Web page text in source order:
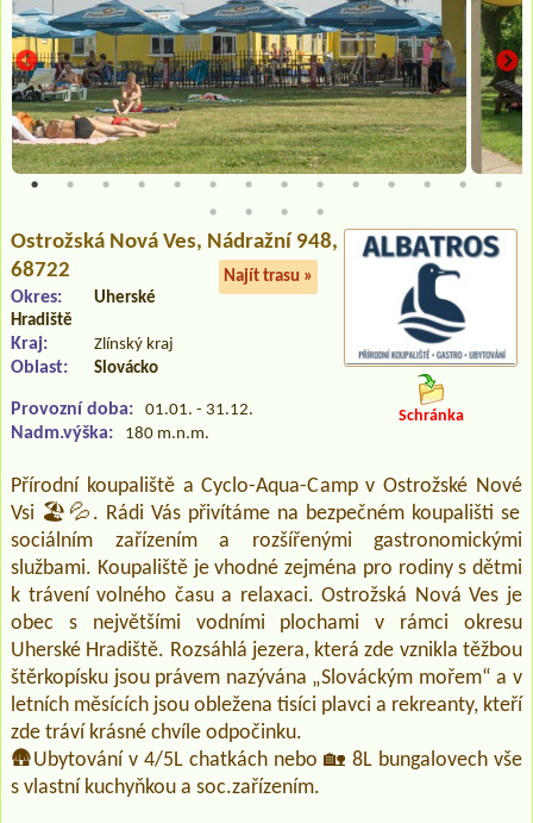
Ostrožská Nová Ves, Nádražní 948,
68722
Najít trasu »
Okres:
Uherské
Hradiště
Kraj: Zlínský kraj
Oblast: Slovácko
Provozní doba: 01.01. - 31.12.
Nadm.výška: 180 m.n.m.
Schránka
Přírodní koupaliště a Cyclo-Aqua-Camp v Ostrožské Nové
Vsi 🏖️💦. Rádi Vás přivítáme na bezpečném koupališti se
sociálním zařízením a rozšířenými gastronomickými
službami. Koupaliště je vhodné zejména pro rodiny s dětmi
k trávení volného času a relaxaci. Ostrožská Nová Ves je
obec s největšími vodními plochami v rámci okresu
Uherské Hradiště. Rozsáhlá jezera, která zde vznikla těžbou
štěrkopísku jsou právem nazývána „Slováckým mořem“ a v
letních měsících jsou obležena tisíci plavci a rekreanty, kteří
zde tráví krásné chvíle odpočinku.
🛖Ubytování v 4/5L chatkách nebo 🏡 8L bungalovech vše
s vlastní kuchyňkou a soc.zařízením.